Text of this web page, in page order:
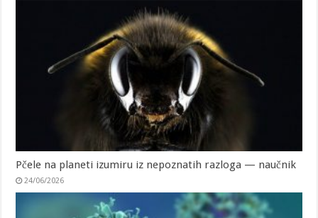
Pčele na planeti izumiru iz nepoznatih razloga — naučnik
24/06/2026